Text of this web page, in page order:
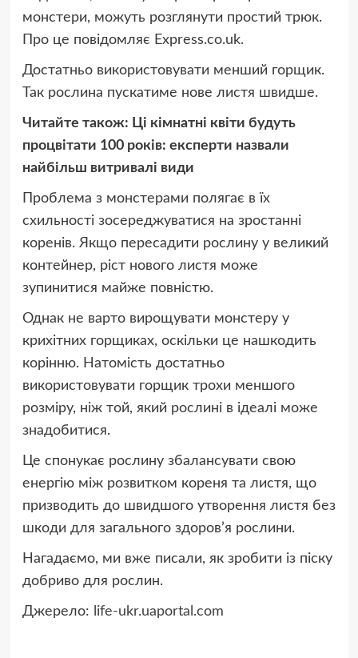
монстери, можуть розглянути простий трюк.
Про це повідомляє Express.co.uk.
Достатньо використовувати менший горщик.
Так рослина пускатиме нове листя швидше.
Читайте також: Ці кімнатні квіти будуть
процвітати 100 років: експерти назвали
найбільш витривалі види
Проблема з монстерами полягає в їх
схильності зосереджуватися на зростанні
коренів. Якщо пересадити рослину у великий
контейнер, ріст нового листя може
зупинитися майже повністю.
Однак не варто вирощувати монстеру у
крихітних горщиках, оскільки це нашкодить
корінню. Натомість достатньо
використовувати горщик трохи меншого
розміру, ніж той, який рослині в ідеалі може
знадобитися.
Це спонукає рослину збалансувати свою
енергію між розвитком кореня та листя, що
призводить до швидшого утворення листя без
шкоди для загального здоров’я рослини.
Нагадаємо, ми вже писали, як зробити із піску
добриво для рослин.
Джерело: life-ukr.uaportal.com